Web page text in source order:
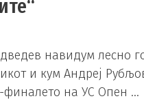
навидум лесно
и кум Андреј
финалето на УС Опен …